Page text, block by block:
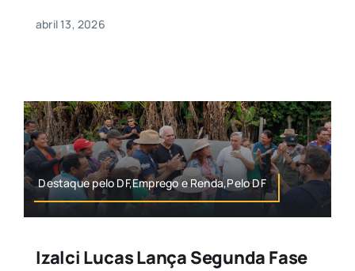
abril 13, 2026
Destaque pelo DF,Emprego e Renda,Pelo DF
Izalci Lucas Lança Segunda Fase